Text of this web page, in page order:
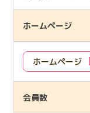
ホームページ
ホームページ
会員数